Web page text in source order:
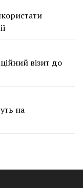
візит до
на